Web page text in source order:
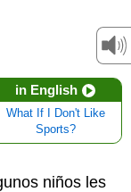
in English
What If I Don't Like
Sports?
niños les